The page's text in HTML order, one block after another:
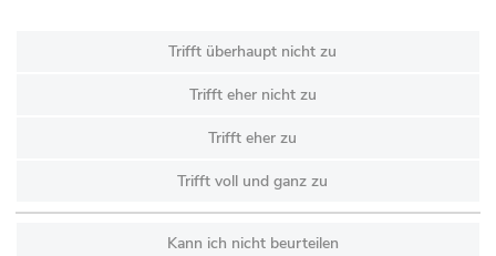
Trifft überhaupt nicht zu
Trifft eher nicht zu
Trifft eher zu
Trifft voll und ganz zu
Kann ich nicht beurteilen